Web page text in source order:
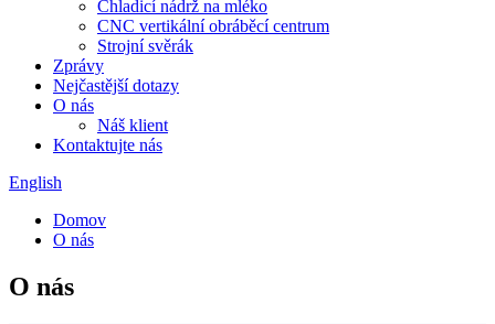
Chladicí nádrž na mléko
CNC vertikální obráběcí centrum
Strojní svěrák
Zprávy
Nejčastější dotazy
O nás
Náš klient
Kontaktujte nás
English
Domov
O nás
O nás